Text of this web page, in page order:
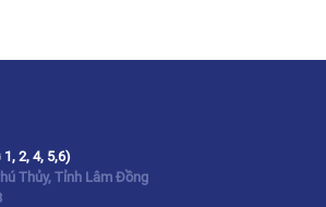
2, 4, 5,6)
Thủy, Tỉnh Lâm Đồng